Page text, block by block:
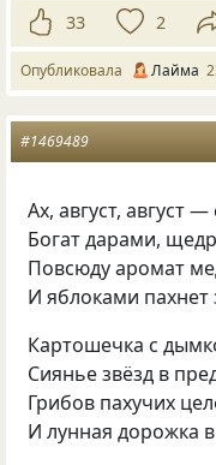
33 2
Опубликовала Лайма
#1469489
Ах, август, август
Богат дарами,
Повсюду аромат
И яблоками пахнет
Картошечка с
Сиянье звёзд в
Грибов пахучих
И лунная дорожка